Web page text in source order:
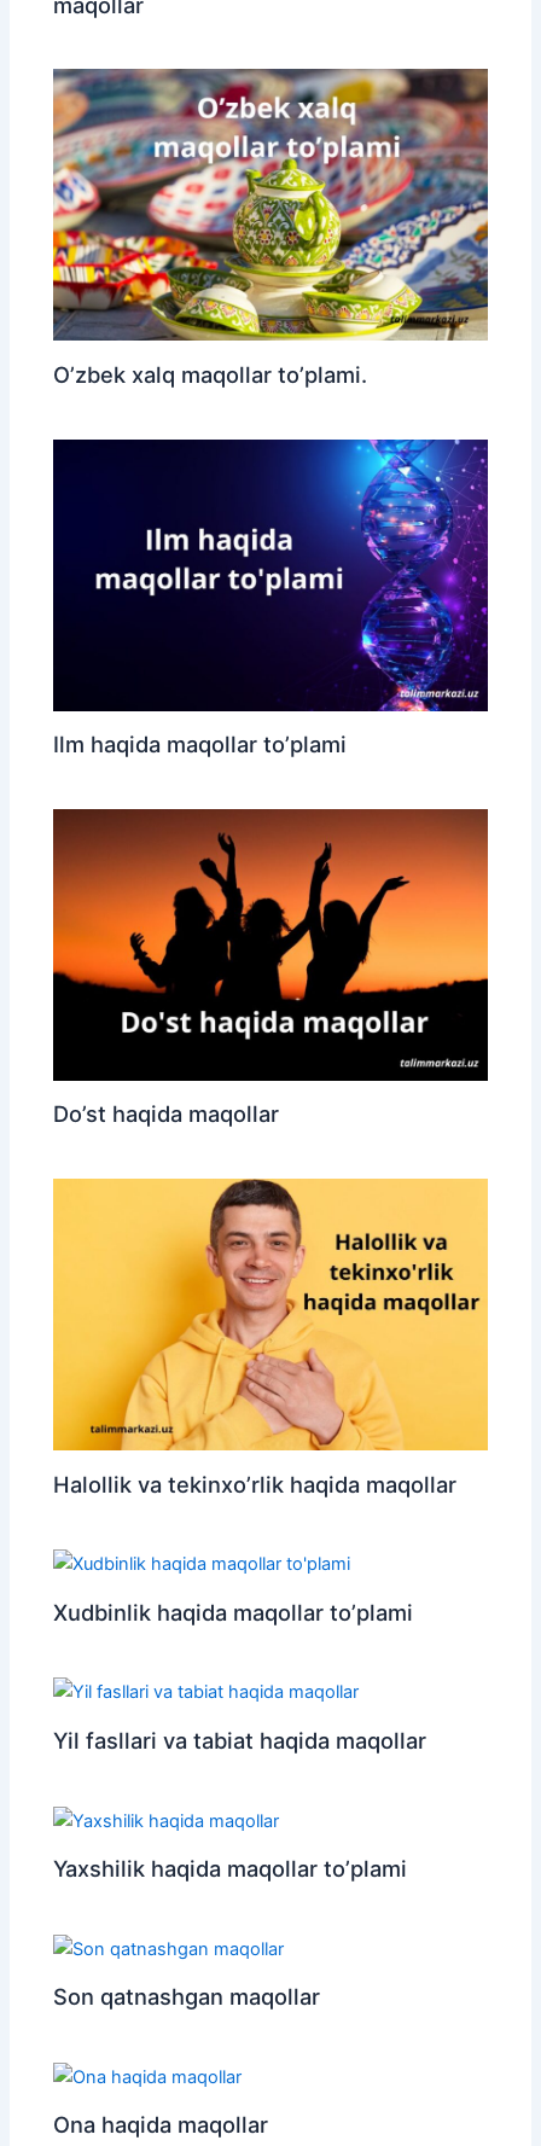
O’zbek xalq maqollar to’plami.
Ilm haqida maqollar to’plami
Do’st haqida maqollar
Halollik va tekinxo’rlik haqida maqollar
Xudbinlik haqida maqollar to’plami
Yil fasllari va tabiat haqida maqollar
Yaxshilik haqida maqollar to’plami
Son qatnashgan maqollar
Ona haqida maqollar